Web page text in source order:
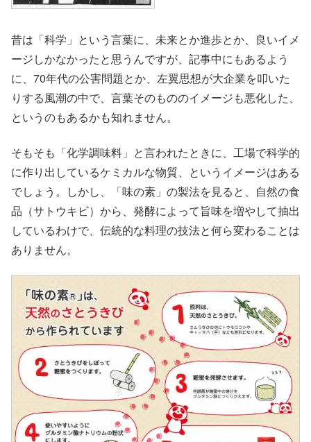
昔は「科学」という言葉に、未来とか進歩とか、良いイメ
ージしかなかったと思うんですが、記事中にもあるよう
に、70年代の公害問題とか、左翼思想が大企業を叩いた
りする風潮の中で、言葉そのもののイメージも悪化した、
というのもあるかも知れません。
そもそも「化学調味料」と言われたときに、工場で科学的
に作り出しているケミカルな物質、というイメージはある
でしょう。しかし、「味の素」の製法を見ると、自然の食
品（サトウキビ）から、発酵によって旨味を増やして抽出
しているわけで、伝統的な料理の技法と何ら変わることは
ありません。